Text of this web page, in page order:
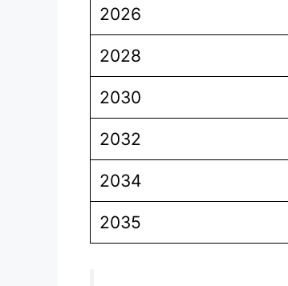
2026
2028
2030
2032
2034
2035